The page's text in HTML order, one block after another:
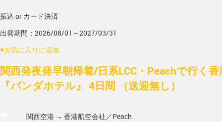
振込 or カード決済
出発期間：2026/08/01～2027/03/31
♥お気に入りに追加
関西発夜発早朝帰着/日系LCC・Peachで行く
『パンダホテル』 4日間 （送迎無し）
関西空港 → 香港航空会社／Peach